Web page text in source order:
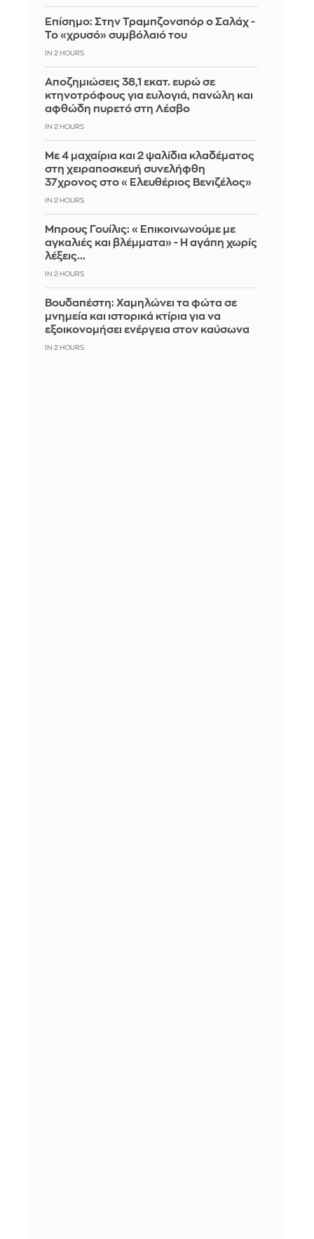
Επίσημο: Στην Τραμπζονσπόρ ο Σαλάχ -
Το «χρυσό» συμβόλαιό του
IN 2 HOURS
Αποζημιώσεις 38,1 εκατ. ευρώ σε
κτηνοτρόφους για ευλογιά, πανώλη και
αφθώδη πυρετό στη Λέσβο
IN 2 HOURS
Με 4 μαχαίρια και 2 ψαλίδια κλαδέματος
στη χειραποσκευή συνελήφθη
37χρονος στο «Ελευθέριος Βενιζέλος»
IN 2 HOURS
Μπρους Γουίλις: «Επικοινωνούμε με
αγκαλιές και βλέμματα» - Η αγάπη χωρίς
λέξεις...
IN 2 HOURS
Βουδαπέστη: Χαμηλώνει τα φώτα σε
μνημεία και ιστορικά κτίρια για να
εξοικονομήσει ενέργεια στον καύσωνα
IN 2 HOURS